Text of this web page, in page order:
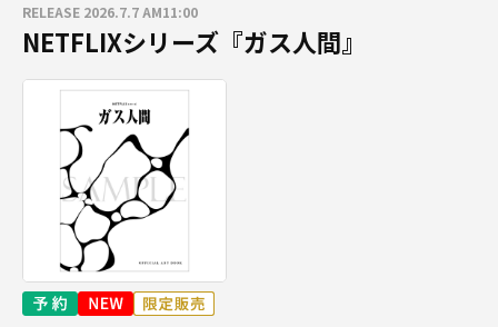
RELEASE 2026.7.7 AM11:00
NETFLIXシリーズ『ガス人間』